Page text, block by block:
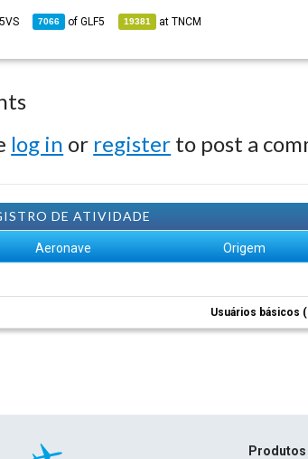
7066 ofGLF5 19381 atTNCM
log in or register to post a
DE ATIVIDADE
Aeronave Origem
Usuários básicos